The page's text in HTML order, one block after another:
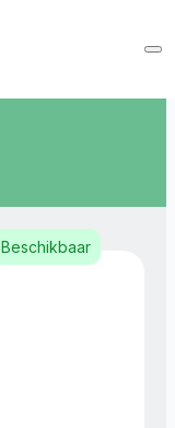
Beschikbaar